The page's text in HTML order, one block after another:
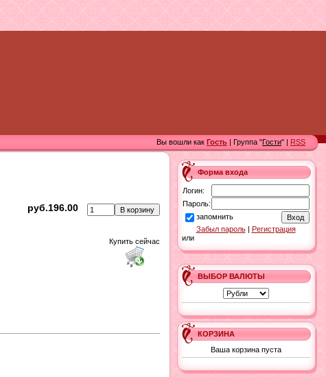
Вы вошли как Гость | Группа "Гости" | RSS
руб.196.00
Купить сейчас
Форма входа
Логин:
Пароль:
запомнить
Забыл пароль|
Регистрация
или
ВЫБОР ВАЛЮТЫ
КОРЗИНА
Ваша корзина пуста